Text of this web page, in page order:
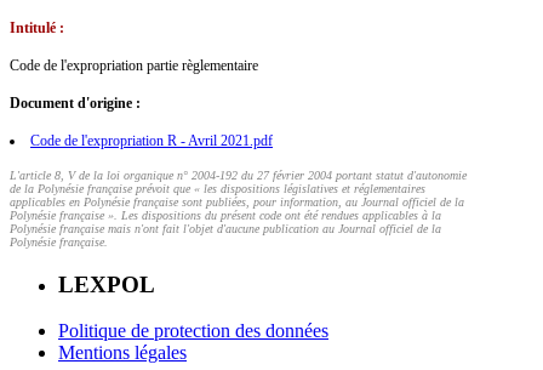
Intitulé :
Code de l'expropriation partie règlementaire
Document d'origine :
Code de l'expropriation R - Avril 2021.pdf
L'article 8, V de la loi organique n° 2004-192 du 27 février 2004 portant statut d'autonomie
de la Polynésie française prévoit que « les dispositions législatives et réglementaires
applicables en Polynésie française sont publiées, pour information, au Journal officiel de la
Polynésie française ». Les dispositions du présent code ont été rendues applicables à la
Polynésie française mais n'ont fait l'objet d'aucune publication au Journal officiel de la
Polynésie française.
LEXPOL
Politique de protection des données
Mentions légales